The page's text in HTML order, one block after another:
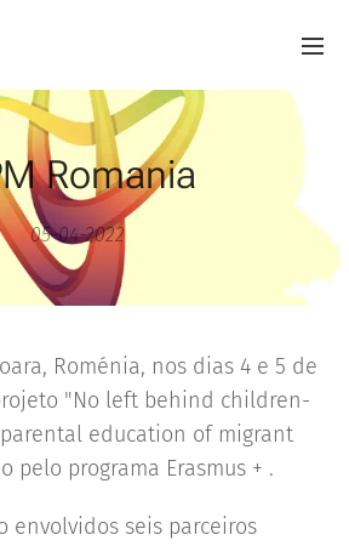
Romania
05-04-2022
Roménia, nos dias 4 e 5 de
"No left behind children-
education of migrant
pelo programa Erasmus + .
envolvidos seis parceiros